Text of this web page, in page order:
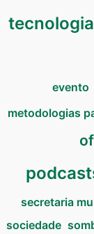
evento
metodologias
secretaria
sociedade